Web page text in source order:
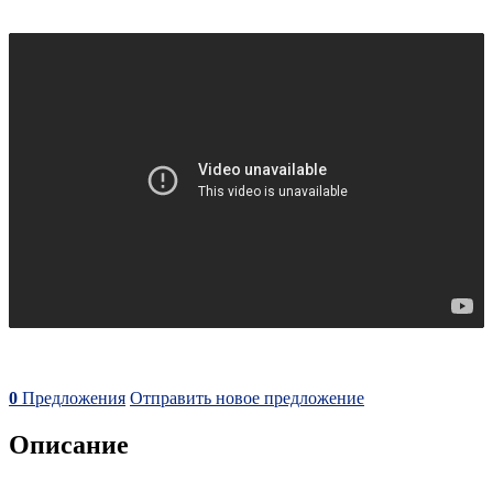
0 Предложения Отправить новое предложение
Описание